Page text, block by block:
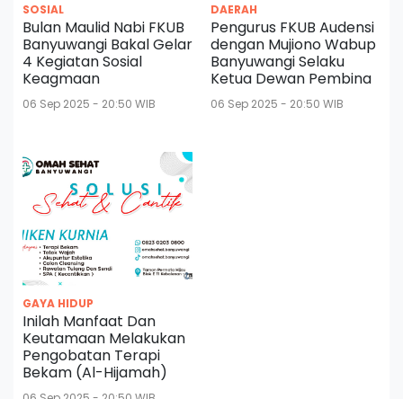
SOSIAL
Bulan Maulid Nabi FKUB
Banyuwangi Bakal Gelar
4 Kegiatan Sosial
Keagmaan
06 Sep 2025 - 20:50 WIB
DAERAH
Pengurus FKUB Audensi
dengan Mujiono Wabup
Banyuwangi Selaku
Ketua Dewan Pembina
06 Sep 2025 - 20:50 WIB
GAYA HIDUP
Inilah Manfaat Dan
Keutamaan Melakukan
Pengobatan Terapi
Bekam (Al-Hijamah)